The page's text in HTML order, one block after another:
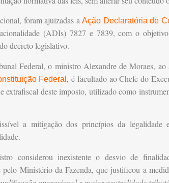
foram ajuizadas aAção Declaratória de
(ADIs) 7827 e 7839, com o
decreto legislativo.
Federal, o ministro Alexandre de Moraes, ao
Federal , é facultado ao Chefe do
extrafiscal deste imposto, utilizado como
a mitigação dos princípios da legalidade
considerou inexistente o desvio de
pelo Ministério da Fazenda, que justificou a